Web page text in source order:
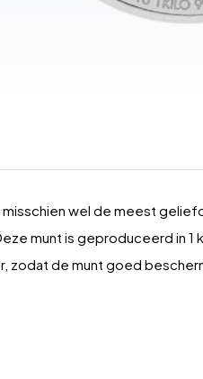
misschien wel de meest
munt is geproduceerd in
zodat de munt goed